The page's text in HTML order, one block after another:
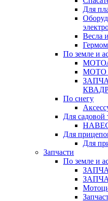
Для
Весла
По земле и
МОТО
По снегу
Для садовой
Для
Для
Запчасти
По земле и